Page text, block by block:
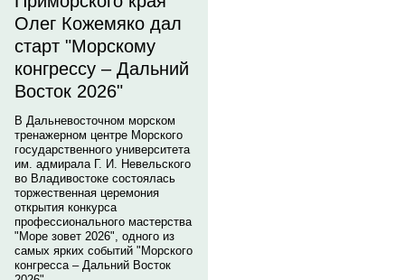
Олег Кожемяко дал
старт "Морскому
конгрессу – Дальний
Восток 2026"
В Дальневосточном морском
тренажерном центре Морского
государственного университета
им. адмирала Г. И. Невельского
во Владивостоке состоялась
торжественная церемония
открытия конкурса
профессионального мастерства
"Море зовет 2026", одного из
самых ярких событий "Морского
конгресса – Дальний Восток